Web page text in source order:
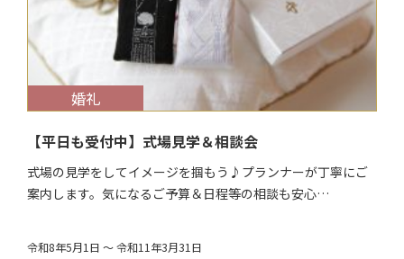
$target_date
婚礼
【平日も受付中】式場見学＆相談会
式場の見学をしてイメージを掴もう♪プランナーが丁寧にご
案内します。気になるご予算＆日程等の相談も安心…
令和8年5月1日 ～ 令和11年3月31日